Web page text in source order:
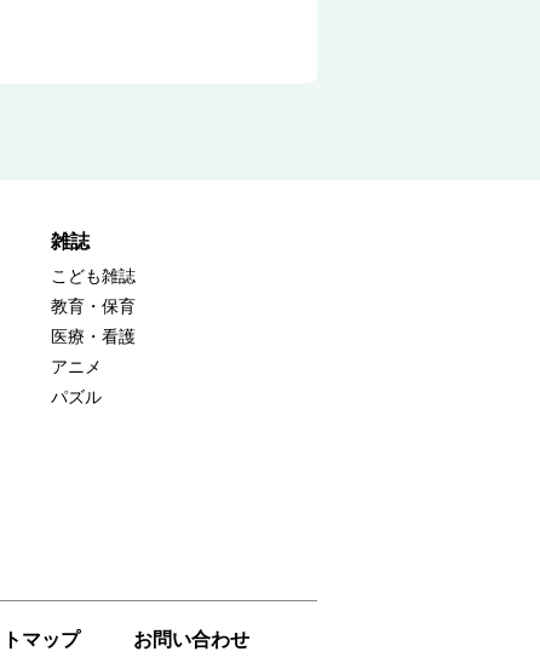
雑誌
こども雑誌
教育・保育
医療・看護
アニメ
パズル
マップ お問い合わせ